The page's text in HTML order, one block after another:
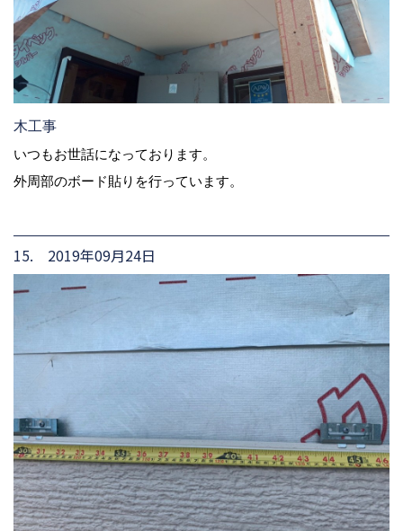
木工事
いつもお世話になっております。
外周部のボード貼りを行っています。
15. 2019年09月24日